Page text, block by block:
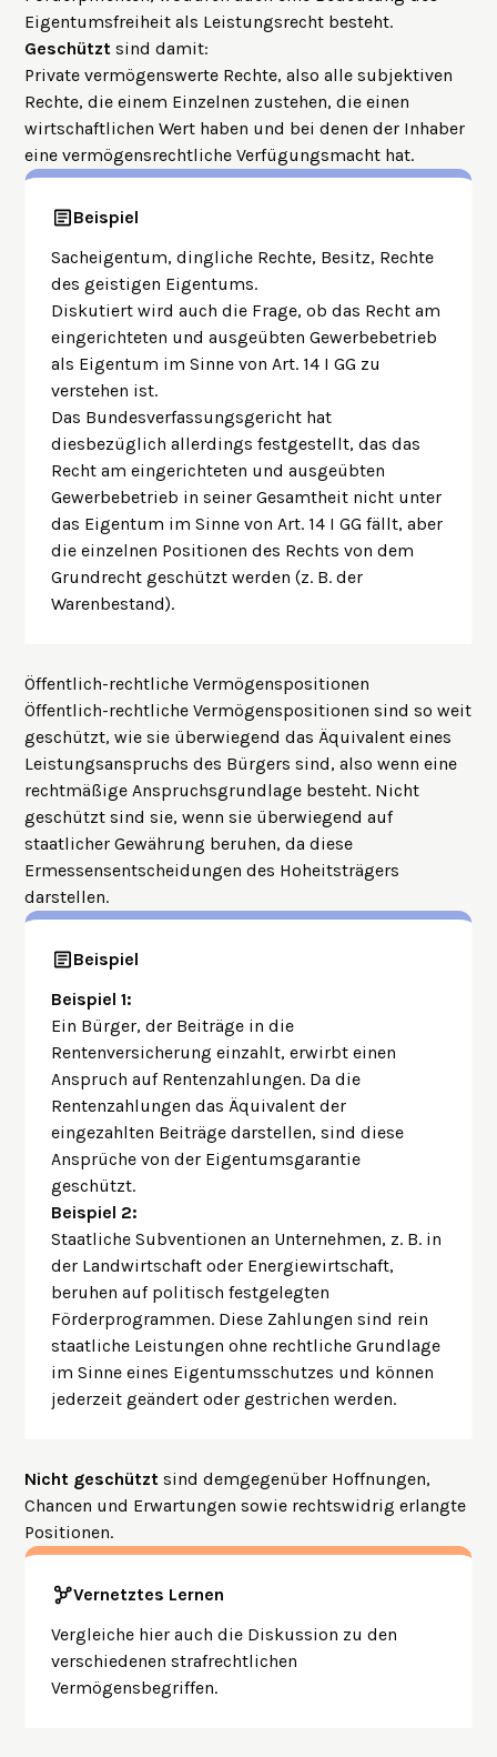
Eigentumsfreiheit als Leistungsrecht besteht.
Geschützt sind damit:
Private vermögenswerte Rechte, also alle subjektiven
Rechte, die einem Einzelnen zustehen, die einen
wirtschaftlichen Wert haben und bei denen der Inhaber
eine vermögensrechtliche Verfügungsmacht hat.
Beispiel
Sacheigentum, dingliche Rechte, Besitz, Rechte
des geistigen Eigentums.
Diskutiert wird auch die Frage, ob das Recht am
eingerichteten und ausgeübten Gewerbebetrieb
als Eigentum im Sinne von Art. 14 I GG zu
verstehen ist.
Das Bundesverfassungsgericht hat
diesbezüglich allerdings festgestellt, das das
Recht am eingerichteten und ausgeübten
Gewerbebetrieb in seiner Gesamtheit nicht unter
das Eigentum im Sinne von Art. 14 I GG fällt, aber
die einzelnen Positionen des Rechts von dem
Grundrecht geschützt werden (z. B. der
Warenbestand).
Öffentlich-rechtliche Vermögenspositionen
Öffentlich-rechtliche Vermögenspositionen sind so weit
geschützt, wie sie überwiegend das Äquivalent eines
Leistungsanspruchs des Bürgers sind, also wenn eine
rechtmäßige Anspruchsgrundlage besteht. Nicht
geschützt sind sie, wenn sie überwiegend auf
staatlicher Gewährung beruhen, da diese
Ermessensentscheidungen des Hoheitsträgers
darstellen.
Beispiel
Beispiel 1:
Ein Bürger, der Beiträge in die
Rentenversicherung einzahlt, erwirbt einen
Anspruch auf Rentenzahlungen. Da die
Rentenzahlungen das Äquivalent der
eingezahlten Beiträge darstellen, sind diese
Ansprüche von der Eigentumsgarantie
geschützt.
Beispiel 2:
Staatliche Subventionen an Unternehmen, z. B. in
der Landwirtschaft oder Energiewirtschaft,
beruhen auf politisch festgelegten
Förderprogrammen. Diese Zahlungen sind rein
staatliche Leistungen ohne rechtliche Grundlage
im Sinne eines Eigentumsschutzes und können
jederzeit geändert oder gestrichen werden.
Nicht geschützt sind demgegenüber Hoffnungen,
Chancen und Erwartungen sowie rechtswidrig erlangte
Positionen.
Vernetztes Lernen
Vergleiche hier auch die Diskussion zu den
verschiedenen strafrechtlichen
Vermögensbegriffen.